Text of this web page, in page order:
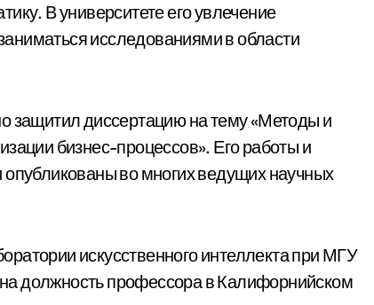
В университете его увлечение
исследованиями в области
защитил диссертацию на тему «Методы и
бизнес-процессов». Его работы и
во многих ведущих научных
искусственного интеллекта при МГУ
должность профессора в Калифорнийском